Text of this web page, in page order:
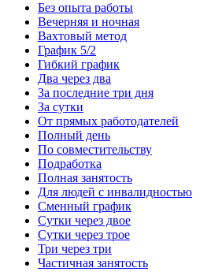
Без опыта работы
Вечерняя и ночная
Вахтовый метод
График 5/2
Гибкий график
Два через два
За последние три дня
За сутки
От прямых работодателей
Полный день
По совместительству
Подработка
Полная занятость
Для людей с инвалидностью
Сменный график
Сутки через двое
Сутки через трое
Три через три
Частичная занятость